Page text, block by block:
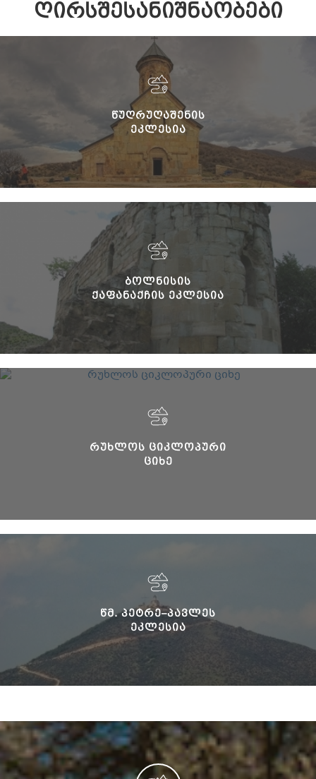
ᲦᲘᲠᲡᲨᲔᲡᲐᲜᲘᲨᲜᲐᲝᲑᲔᲑᲘ
ᲬᲣᲦᲠᲣᲦᲐᲨᲔᲜᲘᲡ
ᲔᲙᲚᲔᲡᲘᲐ
ᲑᲝᲚᲜᲘᲡᲘᲡ
ᲥᲐᲤᲐᲜᲐᲥᲩᲘᲡ ᲔᲙᲚᲔᲡᲘᲐ
ᲠᲣᲮᲚᲝᲡ ᲪᲘᲙᲚᲝᲞᲣᲠᲘ
ᲪᲘᲮᲔ
ᲬᲛ. ᲞᲔᲢᲠᲔ–ᲞᲐᲕᲚᲔᲡ
ᲔᲙᲚᲔᲡᲘᲐ